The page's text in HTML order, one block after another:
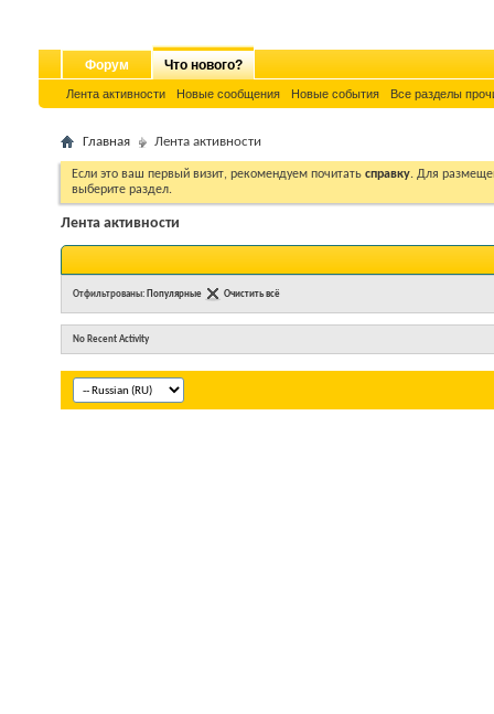
Форум Что нового?
Лента активности Новые сообщения Новые события Все разделы
Главная Лента активности
Если это ваш первый визит, рекомендуем почитать справку. Для
выберите раздел.
Лента активности
Отфильтрованы: Популярные Очистить всё
No Recent Activity